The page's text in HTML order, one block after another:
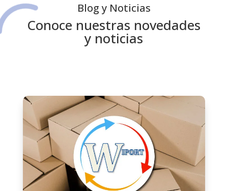
Blog y Noticias
Conoce nuestras novedades
y noticias